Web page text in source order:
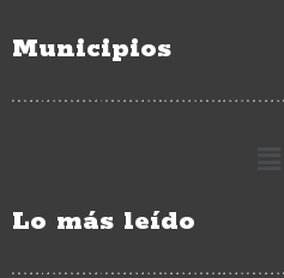
Municipios
Lo más leído